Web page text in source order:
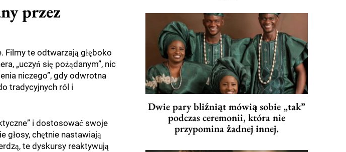
przez
Filmy te odtwarzają głęboko
„uczyń się pożądanym”, nic
niczego”, gdy odwrotna
tradycyjnych ról i
i dostosować swoje
głosy, chętnie nastawiają
te dyskursy reaktywują
Dwie pary bliźniąt mówią sobie „tak”
podczas ceremonii, która nie
przypomina żadnej innej.